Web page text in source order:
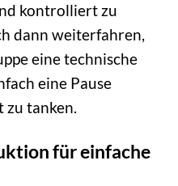
kontrolliert zu
dann weiterfahren,
eine technische
eine Pause
tanken.
für einfache